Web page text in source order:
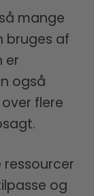
mange
bruges af
er
også
flere
og